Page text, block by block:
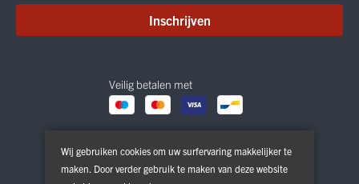
Patagonia
Veilig betalen met
Inschrijven
Wij gebruiken cookies om uw surfervaring makkelijker te
maken. Door verder gebruik te maken van deze website